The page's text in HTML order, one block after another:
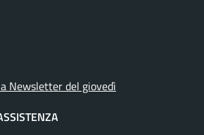
Newsletter del giovedì